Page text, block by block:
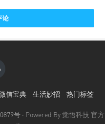
信宝典 生活妙招 热门标签
号 · Powered By 觉悟科技 官方